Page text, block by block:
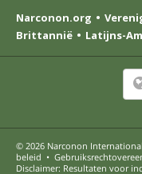
Narconon.org
Brittannië
Latijns-
© 2026 Narconon International
beleid •
Disclaimer: Resultaten voor